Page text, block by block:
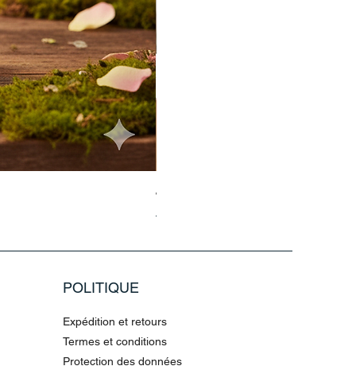
Jasmin Aladdin Sammlerfigur Jim
Prix original
199,90 €
POLITIQUE
Expédition et retours
Termes et conditions
Protection des données